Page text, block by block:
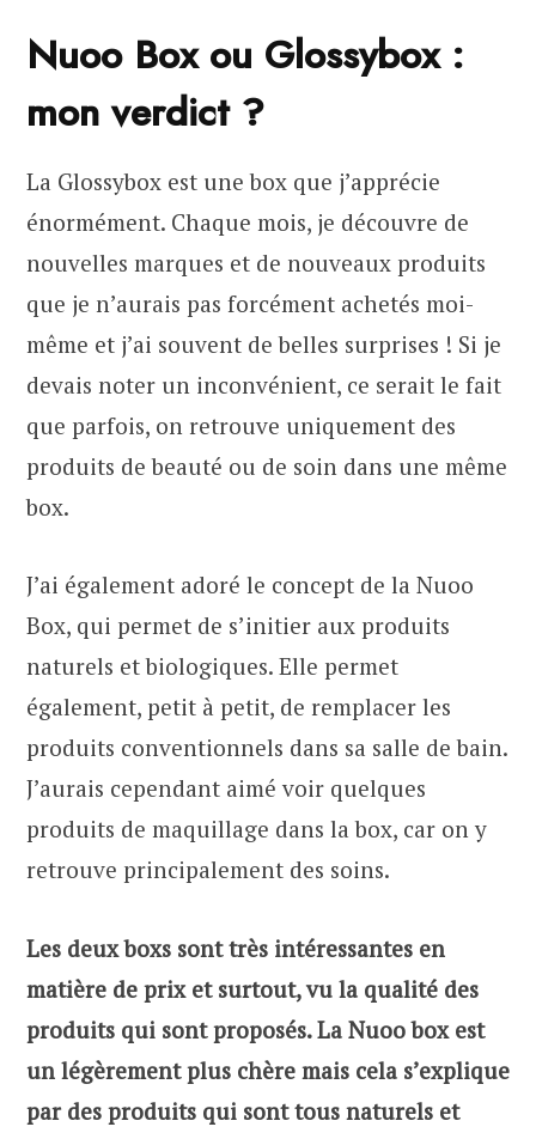
Nuoo Box ou Glossybox :
mon verdict ?
La Glossybox est une box que j’apprécie
énormément. Chaque mois, je découvre de
nouvelles marques et de nouveaux produits
que je n’aurais pas forcément achetés moi-
même et j’ai souvent de belles surprises ! Si je
devais noter un inconvénient, ce serait le fait
que parfois, on retrouve uniquement des
produits de beauté ou de soin dans une même
box.
J’ai également adoré le concept de la Nuoo
Box, qui permet de s’initier aux produits
naturels et biologiques. Elle permet
également, petit à petit, de remplacer les
produits conventionnels dans sa salle de bain.
J’aurais cependant aimé voir quelques
produits de maquillage dans la box, car on y
retrouve principalement des soins.
Les deux boxs sont très intéressantes en
matière de prix et surtout, vu la qualité des
produits qui sont proposés. La Nuoo box est
un légèrement plus chère mais cela s’explique
par des produits qui sont tous naturels et